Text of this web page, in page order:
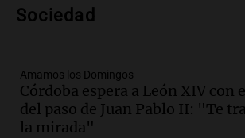
fenómeno del Niño
Audio.Una mujer de 40
un accidente en la Ruta 321
García Fernández
Panorama Federal
Sociedad
Amamos los Domingos
Córdoba espera a León XIV con
del paso de Juan Pablo II: "Te
la mirada"